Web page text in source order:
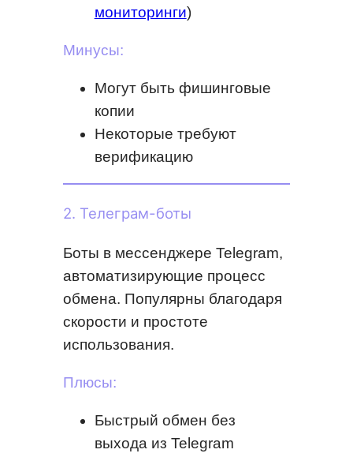
мониторинги)
Минусы:
Могут быть фишинговые
копии
Некоторые требуют
верификацию
2. Телеграм-боты
Боты в мессенджере Telegram,
автоматизирующие процесс
обмена. Популярны благодаря
скорости и простоте
использования.
Плюсы:
Быстрый обмен без
выхода из Telegram